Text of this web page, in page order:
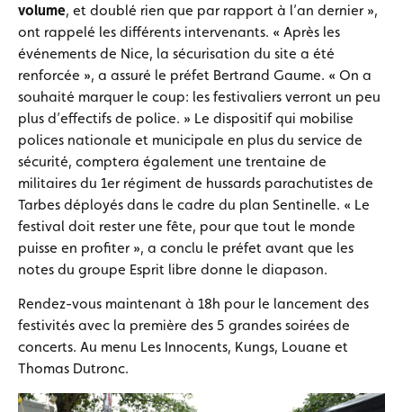
volume, et doublé rien que par rapport à l’an dernier »,
ont rappelé les différents intervenants. « Après les
événements de Nice, la sécurisation du site a été
renforcée », a assuré le préfet Bertrand Gaume. « On a
souhaité marquer le coup: les festivaliers verront un peu
plus d’effectifs de police. » Le dispositif qui mobilise
polices nationale et municipale en plus du service de
sécurité, comptera également une trentaine de
militaires du 1er régiment de hussards parachutistes de
Tarbes déployés dans le cadre du plan Sentinelle. « Le
festival doit rester une fête, pour que tout le monde
puisse en profiter », a conclu le préfet avant que les
notes du groupe Esprit libre donne le diapason.
Rendez-vous maintenant à 18h pour le lancement des
festivités avec la première des 5 grandes soirées de
concerts. Au menu Les Innocents, Kungs, Louane et
Thomas Dutronc.